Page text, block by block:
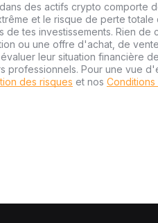
des actifs crypto comporte
et le risque de perte totale
de tes investissements. Rien de
ou une offre d'achat, de
leur situation financière
professionnels. Pour une vue
des risques et nos